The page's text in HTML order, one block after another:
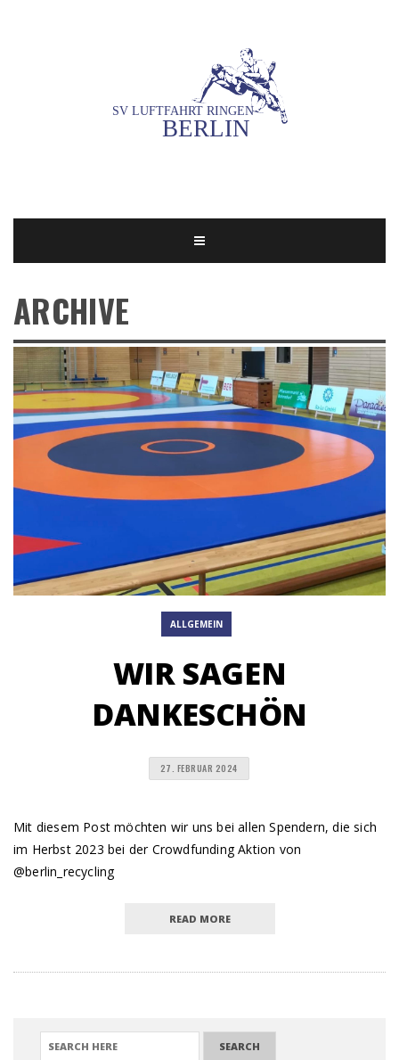
ARCHIVE
ALLGEMEIN
WIR SAGEN
DANKESCHÖN
27. FEBRUAR 2024
Mit diesem Post möchten wir uns bei allen Spendern, die sich
im Herbst 2023 bei der Crowdfunding Aktion von
@berlin_recycling
READ MORE